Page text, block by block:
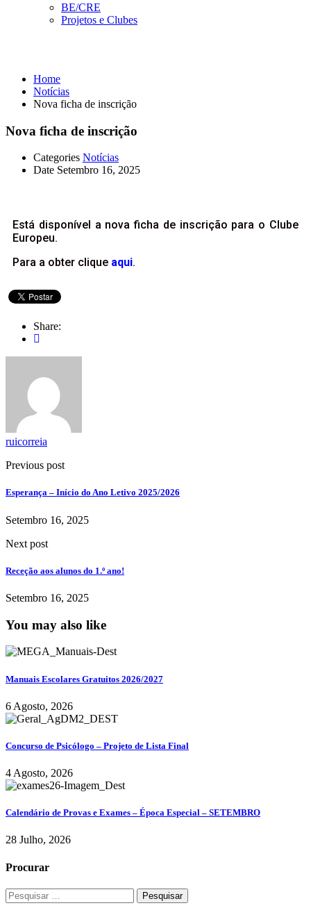
BE/CRE
Projetos e Clubes
Home
Notícias
Nova ficha de inscrição
Nova ficha de inscrição
Categories Notícias
Date Setembro 16, 2025
Está disponível a nova ficha de inscrição para o Clube
Europeu.
Para a obter clique aqui.
Share:
ruicorreia
Previous post
Esperança – Início do Ano Letivo 2025/2026
Setembro 16, 2025
Next post
Receção aos alunos do 1.º ano!
Setembro 16, 2025
You may also like
Manuais Escolares Gratuitos 2026/2027
6 Agosto, 2026
Concurso de Psicólogo – Projeto de Lista Final
4 Agosto, 2026
Calendário de Provas e Exames – Época Especial – SETEMBRO
28 Julho, 2026
Procurar